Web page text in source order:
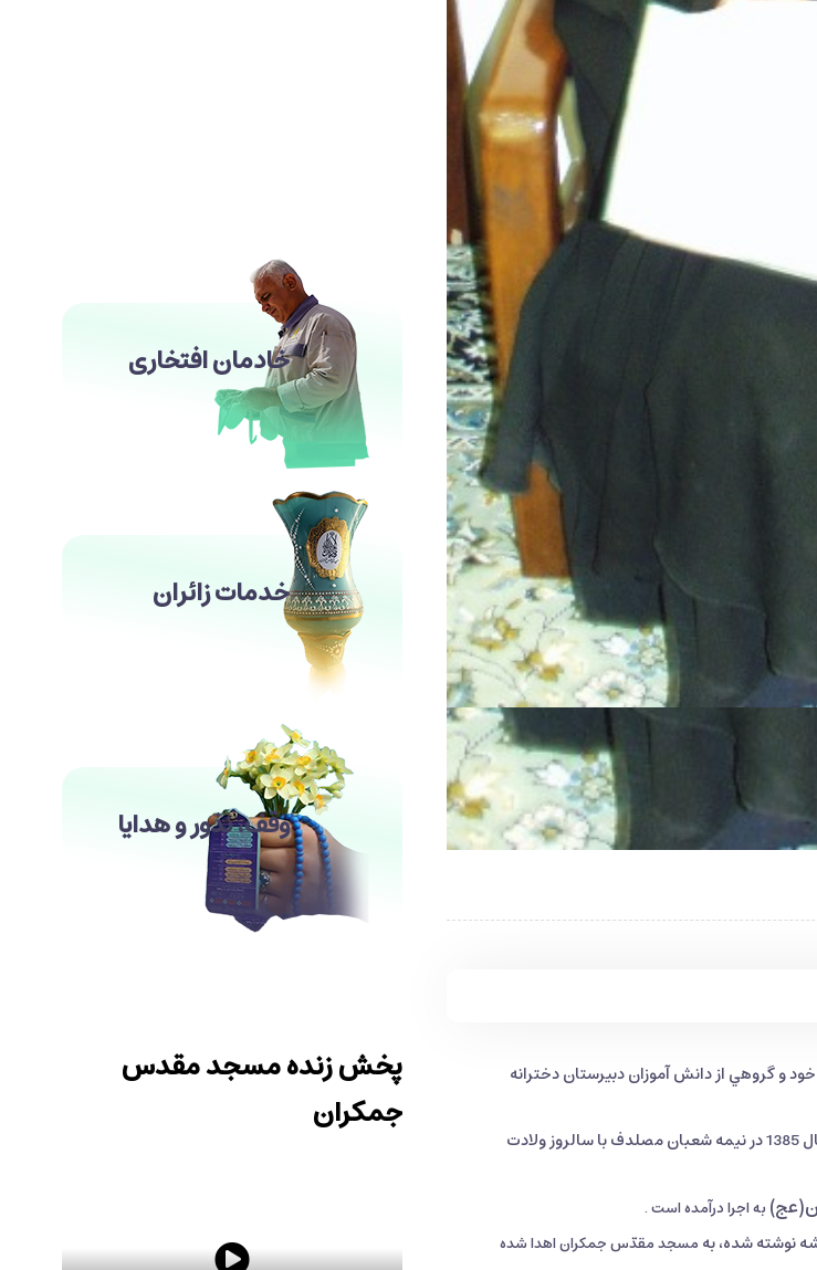
همت دوستان و اقوام خود و گروهي از دانش آموزان دبيرستان دخترانه
نوشتن اين مصحف شريفدر سال 1384 شمسي در سوم ماه مبارك رمضان آغاز و در سال 1385 در نيمه شعبان مصلدف با سالروز ولادت
به اجرا درآمده است .
نوشته شده، به مسجد مقدّس جمكراناهدا شده
خادمان افتخاری
خدمات زائران
وقف، نذور و هدایا
پخش زنده مسجد مقدس
جمکران